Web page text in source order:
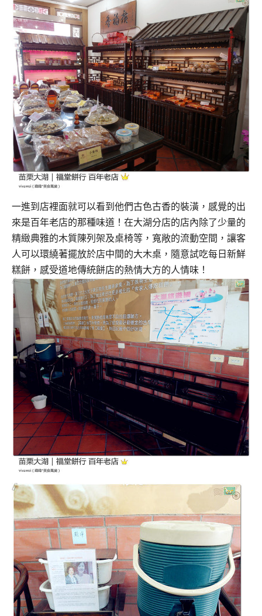
一進到店裡面就可以看到他們古色古香的裝潢，感覺的出
來是百年老店的那種味道！ 在大湖分店的店內除了少量的
精緻典雅的木質陳列架及桌椅等，寬敞的流動空間， 讓客
人可以環繞著擺放於店中間的大木桌，隨意試吃每日新鮮
糕餅，感受道地傳統餅店的熱情大方的人情味！